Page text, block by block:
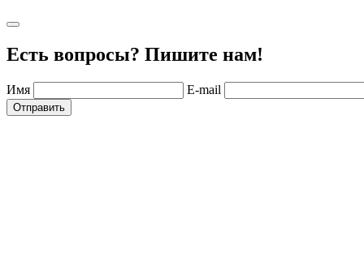
Есть вопросы? Пишите нам!
Имя E-mail